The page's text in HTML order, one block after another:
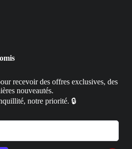
recevoir des offres exclusives, des
nouveautés.
notre priorité. 🔒